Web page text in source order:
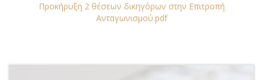
Προκήρυξη 2 θέσεων δικηγόρων στην Επιτροπή
Ανταγωνισμού.pdf